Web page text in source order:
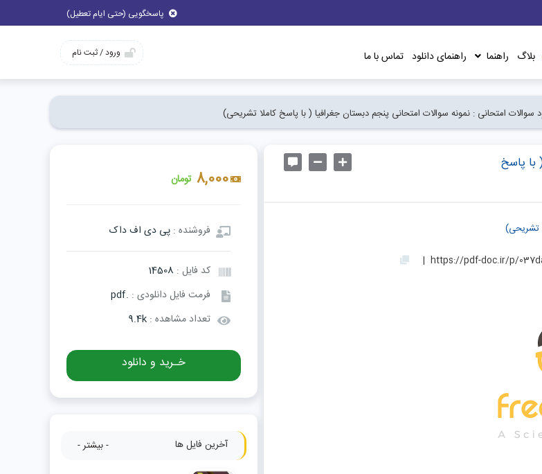
پاسخگویی (حتی ایام تعطیل)
بلاگ راهنما راهنمای دانلود تماس با ما ورود / ثبت نام
سوالات امتحانی : نمونه سوالات امتحانی پنجم دبستان جغرافیا ( با پاسخ کاملا تشریحی)
8,000 تومان
فروشنده : پی دی اف داک
کد فایل : 14508
فرمت فایل دانلودی : .pdf
تعداد مشاهده : 9.4k
خـرید و دانلود
آخرین فایل ها - بیشتر -
با پاسخ
تشریحی)
|